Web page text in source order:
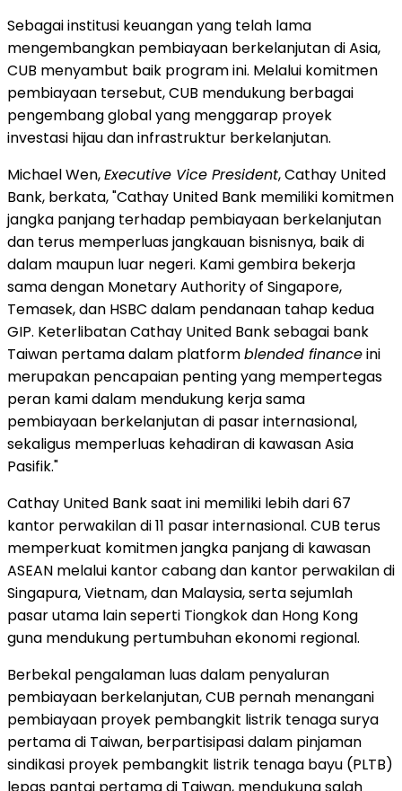
Sebagai institusi keuangan yang telah lama
mengembangkan pembiayaan berkelanjutan di Asia,
CUB menyambut baik program ini. Melalui komitmen
pembiayaan tersebut, CUB mendukung berbagai
pengembang global yang menggarap proyek
investasi hijau dan infrastruktur berkelanjutan.
Michael Wen,Executive Vice President, Cathay United
Bank, berkata, "Cathay United Bank memiliki komitmen
jangka panjang terhadap pembiayaan berkelanjutan
dan terus memperluas jangkauan bisnisnya, baik di
dalam maupun luar negeri. Kami gembira bekerja
sama dengan Monetary Authority of Singapore,
Temasek, dan HSBC dalam pendanaan tahap kedua
GIP. Keterlibatan Cathay United Bank sebagai bank
Taiwan pertama dalam platformblended financeini
merupakan pencapaian penting yang mempertegas
peran kami dalam mendukung kerja sama
pembiayaan berkelanjutan di pasar internasional,
sekaligus memperluas kehadiran di kawasan Asia
Pasifik."
Cathay United Bank saat ini memiliki lebih dari 67
kantor perwakilan di 11 pasar internasional. CUB terus
memperkuat komitmen jangka panjang di kawasan
ASEAN melalui kantor cabang dan kantor perwakilan di
Singapura, Vietnam, dan Malaysia, serta sejumlah
pasar utama lain seperti Tiongkok dan Hong Kong
guna mendukung pertumbuhan ekonomi regional.
Berbekal pengalaman luas dalam penyaluran
pembiayaan berkelanjutan, CUB pernah menangani
pembiayaan proyek pembangkit listrik tenaga surya
pertama di Taiwan, berpartisipasi dalam pinjaman
sindikasi proyek pembangkit listrik tenaga bayu (PLTB)
lepas pantai pertama di Taiwan, mendukung salah